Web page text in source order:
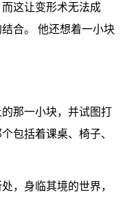
这让变形术无法成
合。 他还想着一小块
那一小块，并试图打
包括着课桌、椅子、
，身临其境的世界，